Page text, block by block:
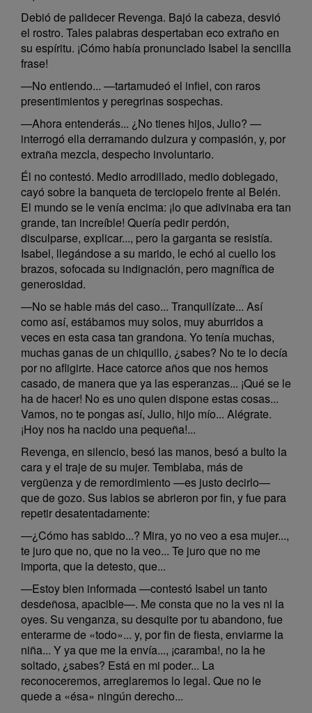
Debió de palidecer Revenga. Bajó la cabeza, desvió
el rostro. Tales palabras despertaban eco extraño en
su espíritu. ¡Cómo había pronunciado Isabel la sencilla
frase!
—No entiendo... —tartamudeó el infiel, con raros
presentimientos y peregrinas sospechas.
—Ahora entenderás... ¿No tienes hijos, Julio? —
interrogó ella derramando dulzura y compasión, y, por
extraña mezcla, despecho involuntario.
Él no contestó. Medio arrodillado, medio doblegado,
cayó sobre la banqueta de terciopelo frente al Belén.
El mundo se le venía encima: ¡lo que adivinaba era tan
grande, tan increíble! Quería pedir perdón,
disculparse, explicar..., pero la garganta se resistía.
Isabel, llegándose a su marido, le echó al cuello los
brazos, sofocada su indignación, pero magnífica de
generosidad.
—No se hable más del caso... Tranquilízate... Así
como así, estábamos muy solos, muy aburridos a
veces en esta casa tan grandona. Yo tenía muchas,
muchas ganas de un chiquillo, ¿sabes? No te lo decía
por no afligirte. Hace catorce años que nos hemos
casado, de manera que ya las esperanzas... ¡Qué se le
ha de hacer! No es uno quien dispone estas cosas...
Vamos, no te pongas así, Julio, hijo mío... Alégrate.
¡Hoy nos ha nacido una pequeña!...
Revenga, en silencio, besó las manos, besó a bulto la
cara y el traje de su mujer. Temblaba, más de
vergüenza y de remordimiento —es justo decirlo—
que de gozo. Sus labios se abrieron por fin, y fue para
repetir desatentadamente:
—¿Cómo has sabido...? Mira, yo no veo a esa mujer...,
te juro que no, que no la veo... Te juro que no me
importa, que la detesto, que...
—Estoy bien informada —contestó Isabel un tanto
desdeñosa, apacible—. Me consta que no la ves ni la
oyes. Su venganza, su desquite por tu abandono, fue
enterarme de «todo»... y, por fin de fiesta, enviarme la
niña... Y ya que me la envía..., ¡caramba!, no la he
soltado, ¿sabes? Está en mi poder... La
reconoceremos, arreglaremos lo legal. Que no le
quede a «ésa» ningún derecho...